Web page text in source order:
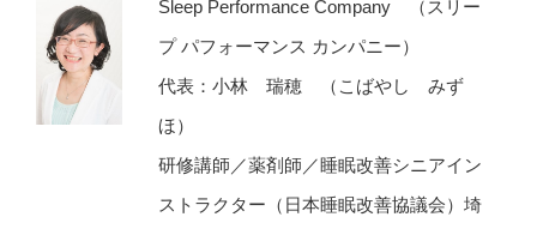
Sleep Performance Company （スリー
プ パフォーマンス カンパニー）
代表：小林 瑞穂 （こばやし みず
ほ）
研修講師／薬剤師／睡眠改善シニアイン
ストラクター（日本睡眠改善協議会）埼